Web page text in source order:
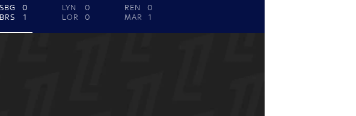
SBG
0
BRS
1
LYN
0
LOR
0
REN
0
MAR
1